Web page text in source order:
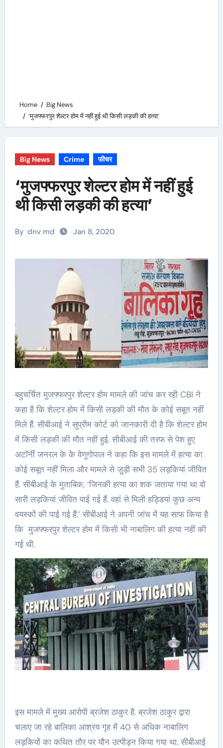
Home
Big News
‘मुजफ्फरपुर शेल्टर होम में नहीं हुई थी किसी लड़की की हत्या’
Big News Crime फीचर
‘मुजफ्फरपुर शेल्टर होम में नहीं हुई
थी किसी लड़की की हत्या’
By dnv md Jan 8, 2020
बहुचर्चित मुजफ्फरपुर शेल्टर होम मामले की जांच कर रही CBI ने
कहा है कि शेल्टर होम में किसी लड़की की मौत के कोई सबूत नहीं
मिले हैं. सीबीआई ने सुप्रीम कोर्ट को जानकारी दी है कि शेल्टर होम
में किसी लड़की की मौत नहीं हुई. सीबीआई की तरफ से पेश हुए
अटॉर्नी जनरल के के वेणुगोपाल ने कहा कि इस मामले में हत्या का
कोई सबूत नहीं मिला और मामले से जु़ड़ी सभी 35 लड़कियां जीवित
हैं. सीबीआई के मुताबिक, ‘जिनकी हत्या का शक जताया गया था वो
सारी लड़कियां जीवित पाई गई हैं. वहां से मिली हड्डियां कुछ अन्य
वयस्कों की पाई गई हैं.’ सीबीआई ने अपनी जांच में यह साफ किया है
कि मुजफ्फरपुर शेल्टर होम में किसी भी नाबालिग की हत्या नहीं की
गई थी.
इस मामले में मुख्य आरोपी ब्रजेश ठाकुर है. ब्रजेश ठाकुर द्वारा
चलाए जा रहे बालिका आश्रय गृह में 40 से अधिक नाबालिग
लड़कियों का कथित तौर पर यौन उत्पीड़न किया गया था. सीबीआई